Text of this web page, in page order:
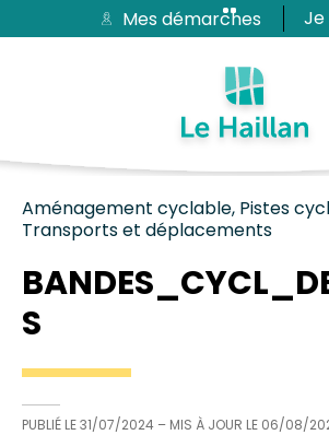
Aide et accessibilité
Passer au menu
Passer au contenuMes démarches Je
Aménagement cyclable, Pistes
Transports et déplacements
S
PUBLIÉ LE31/07/2024 – MIS À JOUR LE 06/08/